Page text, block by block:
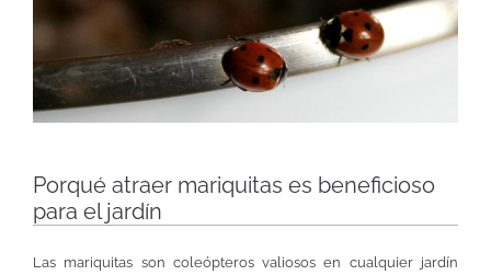
Porqué atraer mariquitas es beneficioso
para el jardín
Las mariquitas son coleópteros valiosos en cualquier jardín